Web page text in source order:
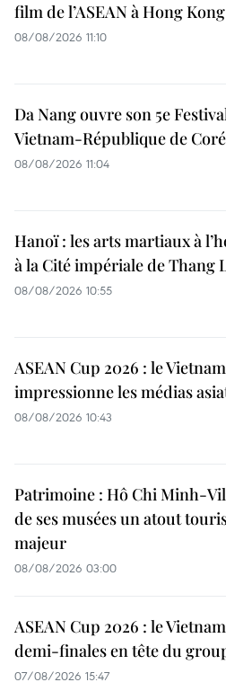
film de l’ASEAN à Hong
08/08/2026 11:10
Da Nang ouvre son 5e
Vietnam-République de
08/08/2026 11:04
Hanoï : les arts martiaux à
à la Cité impériale de Thang
08/08/2026 10:55
ASEAN Cup 2026 : le Vietnam
impressionne les médias
08/08/2026 10:43
Patrimoine : Hô Chi Minh-
de ses musées un atout
majeur
08/08/2026 03:00
ASEAN Cup 2026 : le
demi-finales en tête du
07/08/2026 15:47